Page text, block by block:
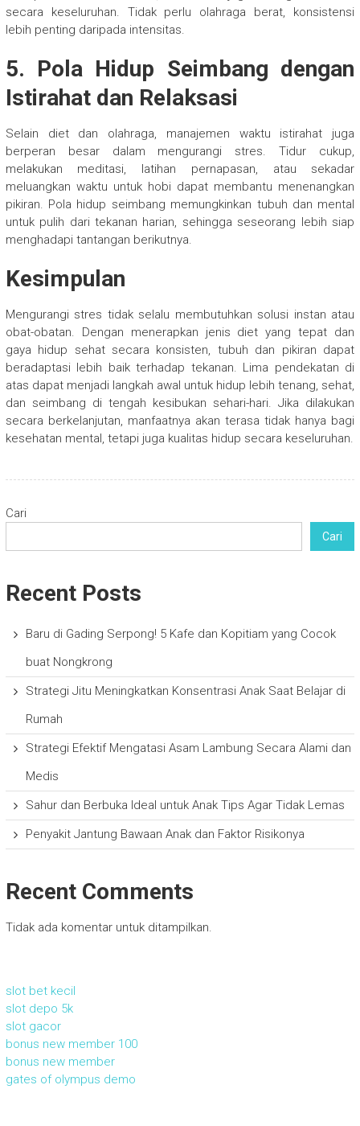
secara keseluruhan. Tidak perlu olahraga berat, konsistensi
lebih penting daripada intensitas.
5. Pola Hidup Seimbang dengan
Istirahat dan Relaksasi
Selain diet dan olahraga, manajemen waktu istirahat juga
berperan besar dalam mengurangi stres. Tidur cukup,
melakukan meditasi, latihan pernapasan, atau sekadar
meluangkan waktu untuk hobi dapat membantu menenangkan
pikiran. Pola hidup seimbang memungkinkan tubuh dan mental
untuk pulih dari tekanan harian, sehingga seseorang lebih siap
menghadapi tantangan berikutnya.
Kesimpulan
Mengurangi stres tidak selalu membutuhkan solusi instan atau
obat-obatan. Dengan menerapkan jenis diet yang tepat dan
gaya hidup sehat secara konsisten, tubuh dan pikiran dapat
beradaptasi lebih baik terhadap tekanan. Lima pendekatan di
atas dapat menjadi langkah awal untuk hidup lebih tenang, sehat,
dan seimbang di tengah kesibukan sehari-hari. Jika dilakukan
secara berkelanjutan, manfaatnya akan terasa tidak hanya bagi
kesehatan mental, tetapi juga kualitas hidup secara keseluruhan.
Cari
Cari
Recent Posts
Baru di Gading Serpong! 5 Kafe dan Kopitiam yang Cocok
buat Nongkrong
Strategi Jitu Meningkatkan Konsentrasi Anak Saat Belajar di
Rumah
Strategi Efektif Mengatasi Asam Lambung Secara Alami dan
Medis
Sahur dan Berbuka Ideal untuk Anak Tips Agar Tidak Lemas
Penyakit Jantung Bawaan Anak dan Faktor Risikonya
Recent Comments
Tidak ada komentar untuk ditampilkan.
slot bet kecil
slot depo 5k
slot gacor
bonus new member 100
bonus new member
gates of olympus demo